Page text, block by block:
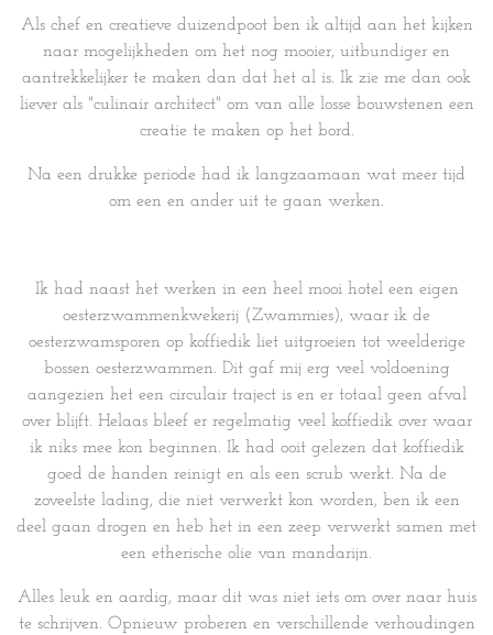
Als chef en creatieve duizendpoot ben ik altijd aan het kijken
naar mogelijkheden om het nog mooier, uitbundiger en
aantrekkelijker te maken dan dat het al is. Ik zie me dan ook
liever als "culinair architect" om van alle losse bouwstenen een
creatie te maken op het bord.
Na een drukke periode had ik langzaamaan wat meer tijd
om een en ander uit te gaan werken.
Ik had naast het werken in een heel mooi hotel een eigen
oesterzwammenkwekerij (Zwammies), waar ik de
oesterzwamsporen op koffiedik liet uitgroeien tot weelderige
bossen oesterzwammen. Dit gaf mij erg veel voldoening
aangezien het een circulair traject is en er totaal geen afval
over blijft. Helaas bleef er regelmatig veel koffiedik over waar
ik niks mee kon beginnen. Ik had ooit gelezen dat koffiedik
goed de handen reinigt en als een scrub werkt. Na de
zoveelste lading, die niet verwerkt kon worden, ben ik een
deel gaan drogen en heb het in een zeep verwerkt samen met
een etherische olie van mandarijn.
Alles leuk en aardig, maar dit was niet iets om over naar huis
te schrijven. Opnieuw proberen en verschillende verhoudingen